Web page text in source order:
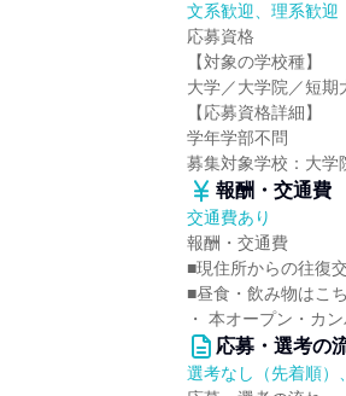
文系歓迎、理系歓迎
応募資格
【対象の学校種】
大学／大学院／短期
【応募資格詳細】
学年学部不問
募集対象学校：大学
報酬・交通費
交通費あり
報酬・交通費
■現住所からの往復
■昼食・飲み物はこ
・ 本オープン・カ
応募・選考の
選考なし（先着順）